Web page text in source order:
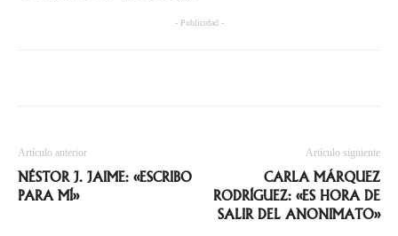
- Publicidad -
Artículo anterior
NÉSTOR J. JAIME: «ESCRIBO
PARA MÍ»
Artículo siguiente
CARLA MÁRQUEZ
RODRÍGUEZ: «ES HORA DE
SALIR DEL ANONIMATO»